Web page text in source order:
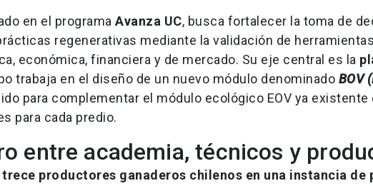
en el programa Avanza UC, busca fortalecer la toma de
regenerativas mediante la validación de
económica, financiera y de mercado. Su eje central es la
trabaja en el diseño de un nuevo módulo denominado BOV
para complementar el módulo ecológico EOV ya
para cada predio.
entre academia, técnicos y
productores ganaderos chilenos en una instancia de